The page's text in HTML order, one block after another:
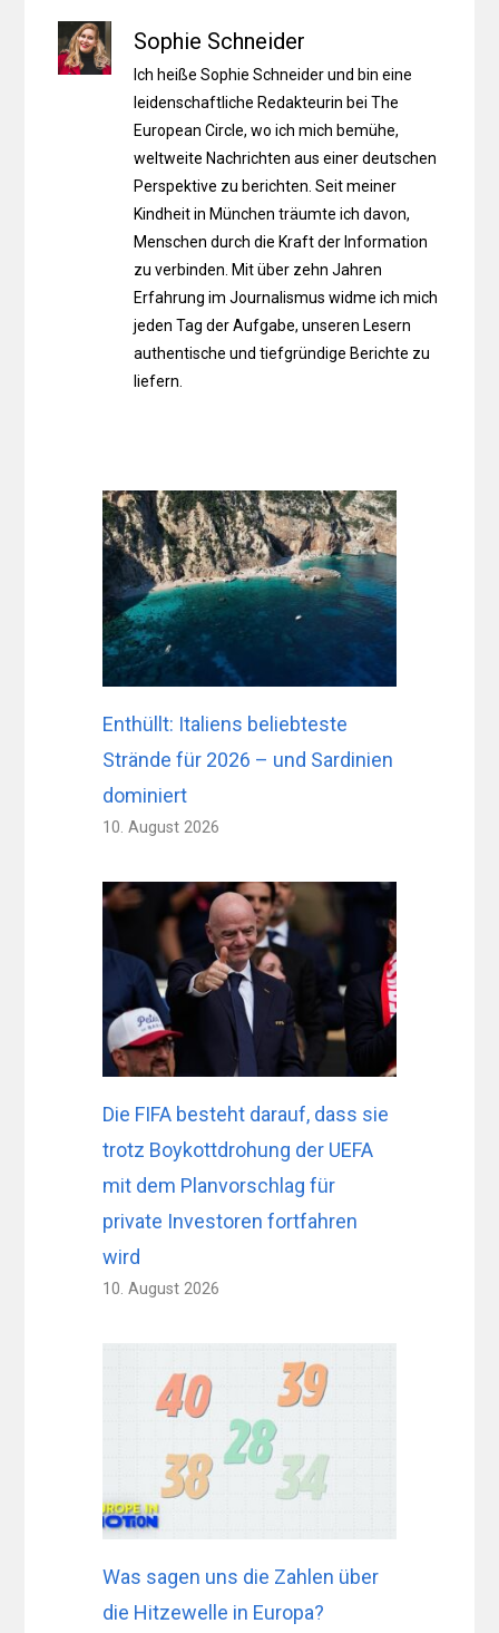
Sophie Schneider
Ich heiße Sophie Schneider und bin eine
leidenschaftliche Redakteurin bei The
European Circle, wo ich mich bemühe,
weltweite Nachrichten aus einer deutschen
Perspektive zu berichten. Seit meiner
Kindheit in München träumte ich davon,
Menschen durch die Kraft der Information
zu verbinden. Mit über zehn Jahren
Erfahrung im Journalismus widme ich mich
jeden Tag der Aufgabe, unseren Lesern
authentische und tiefgründige Berichte zu
liefern.
Enthüllt: Italiens beliebteste
Strände für 2026 – und Sardinien
dominiert
10. August 2026
Die FIFA besteht darauf, dass sie
trotz Boykottdrohung der UEFA
mit dem Planvorschlag für
private Investoren fortfahren
wird
10. August 2026
Was sagen uns die Zahlen über
die Hitzewelle in Europa?